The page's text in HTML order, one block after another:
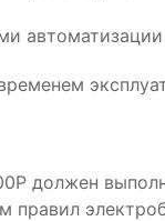
автоматизации
должен
правил